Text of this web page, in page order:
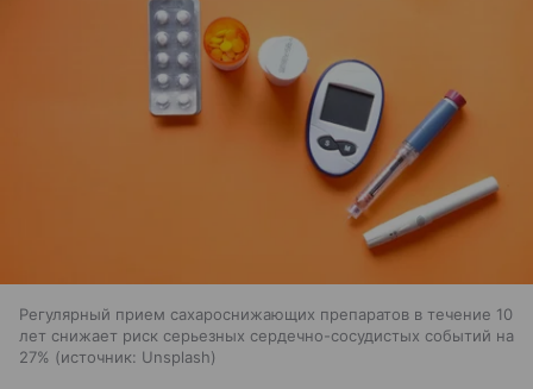
Регулярный прием сахароснижающих препаратов в течение 10
лет снижает риск серьезных сердечно-сосудистых событий на
27%
источник: Unsplash